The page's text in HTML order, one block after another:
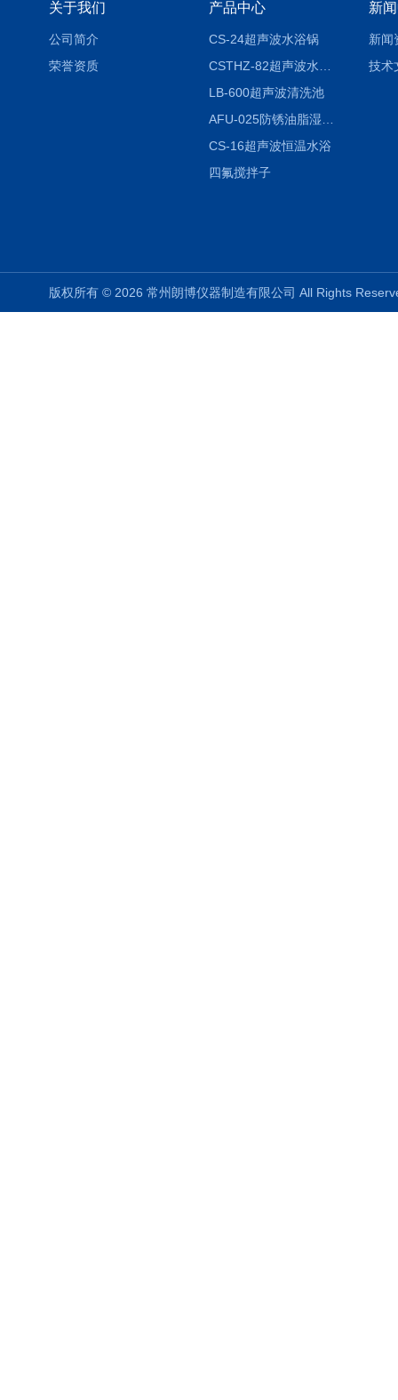
关于我们
公司简介
荣誉资质
产品中心
CS-24超声波水浴锅
LB-600超声波清洗池
CS-16超声波恒温水浴
四氟搅拌子
新
新闻
技术
版权所有 © 2026 常州朗博仪器制造有限公司 All Rights